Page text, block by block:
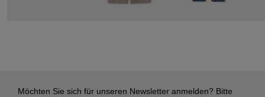
Möchten Sie sich für unseren Newsletter anmelden? Bitte